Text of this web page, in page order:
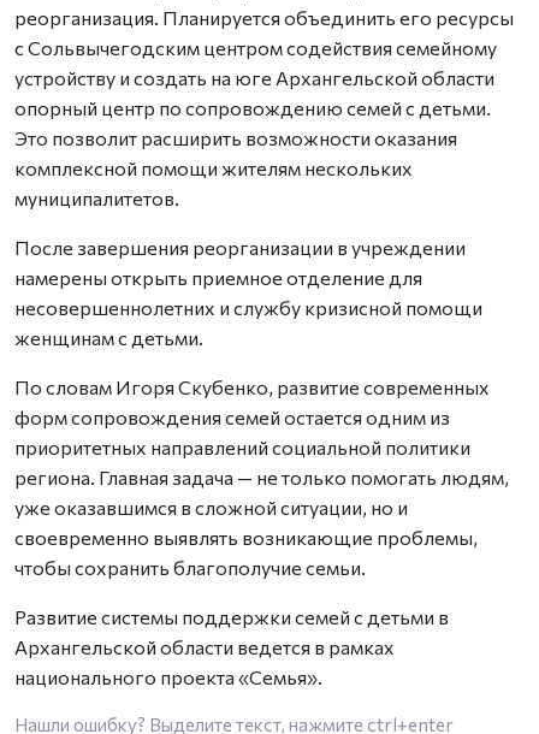
реорганизация. Планируется объединить его ресурсы
с Сольвычегодским центром содействия семейному
устройству и создать на юге Архангельской области
опорный центр по сопровождению семей с детьми.
Это позволит расширить возможности оказания
комплексной помощи жителям нескольких
муниципалитетов.
После завершения реорганизации в учреждении
намерены открыть приемное отделение для
несовершеннолетних и службу кризисной помощи
женщинам с детьми.
По словам Игоря Скубенко, развитие современных
форм сопровождения семей остается одним из
приоритетных направлений социальной политики
региона. Главная задача — не только помогать людям,
уже оказавшимся в сложной ситуации, но и
своевременно выявлять возникающие проблемы,
чтобы сохранить благополучие семьи.
Развитие системы поддержки семей с детьми в
Архангельской области ведется в рамках
национального проекта «Семья».
Нашли ошибку? Выделите текст, нажмите ctrl+enter